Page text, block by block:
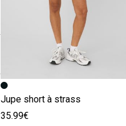
Image précédente
Image suivante
Jupe short à strass
35.99€